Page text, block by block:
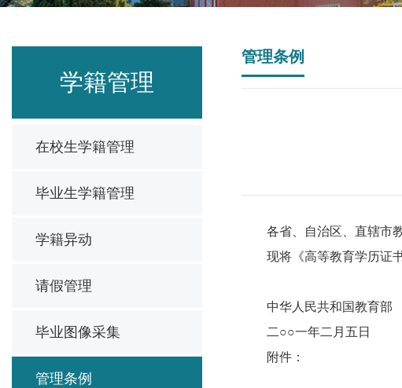
学籍管理
在校生学籍管理
毕业生学籍管理
学籍异动
请假管理
毕业图像采集
管理条例
管理条例
各省、自治区、直辖市
现将《高等教育学历证
中华人民共和国教育部
二○○一年二月五日
附件：